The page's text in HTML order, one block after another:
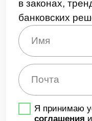
узлы и сегменты, они
обмениваться
(которые
на федеральном и
как каналы
на уровне
дополнительно
шифрования не нужно.
Если есть
шифровании или